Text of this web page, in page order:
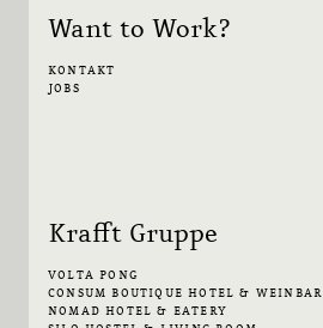
Want to Work?
KONTAKT
JOBS
Krafft Gruppe
VOLTA PONG
CONSUM BOUTIQUE HOTEL & WEINBAR
NOMAD HOTEL & EATERY